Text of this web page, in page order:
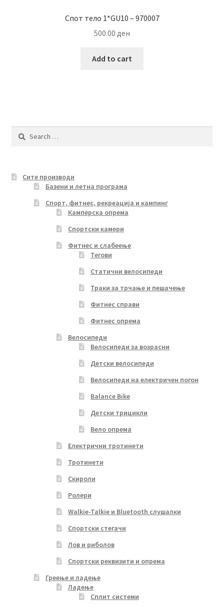
Спот тело 1*GU10 – 970007
500.00 ден
Add to cart
Search
Сите производи
Базени и летна програма
Спорт, фитнес, рекреација и кампинг
Камперска опрема
Спортски камери
Фитнес и слабеење
Тегови
Статични велосипеди
Траки за трчање и пешачење
Фитнес справи
Фитнес опрема
Велосипеди
Велосипеди за возрасни
Детски велосипеди
Велосипеди на електричен погон
Balance Bike
Детски трицикли
Вело опрема
Електрични тротинети
Тротинети
Скироли
Ролери
Walkie-Talkie и Bluetooth слушалки
Спортски стегачи
Лов и риболов
Спортски реквизити и опрема
Греење и ладење
Ладење
Сплит системи